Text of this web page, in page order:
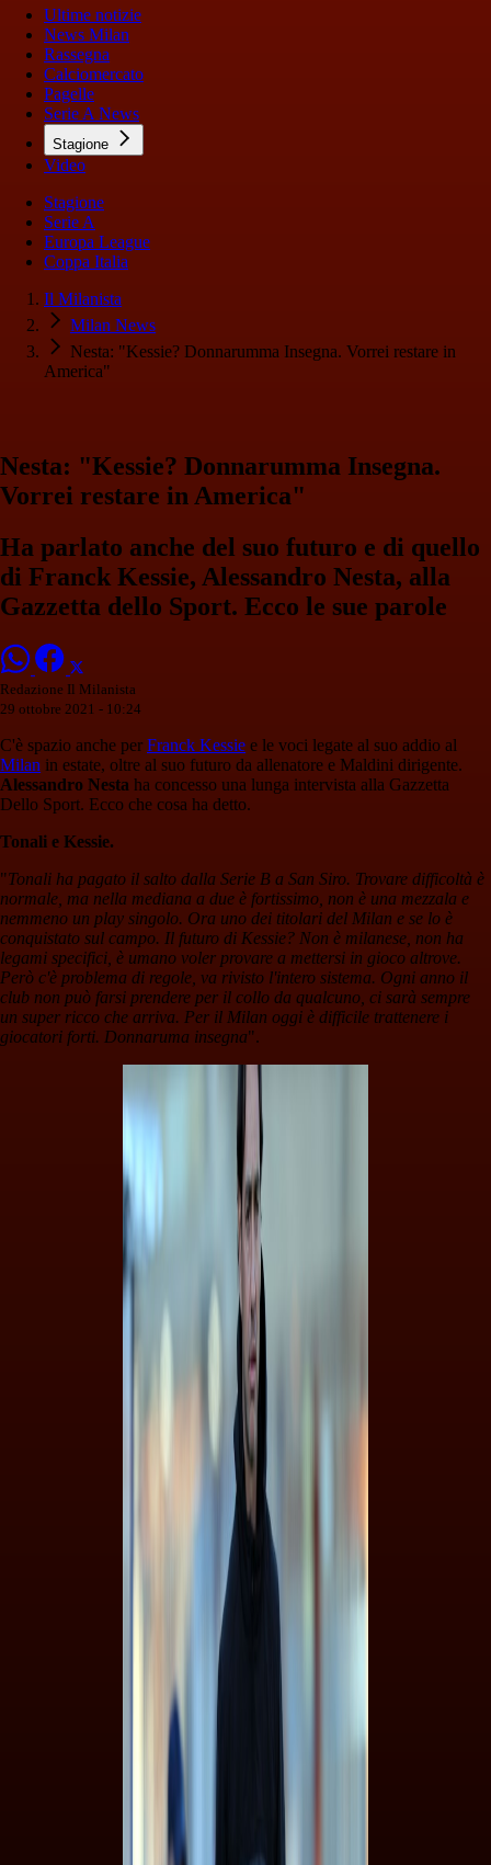
Ultime notizie
News Milan
Rassegna
Calciomercato
Pagelle
Serie A News
Stagione
Video
Stagione
Serie A
Europa League
Coppa Italia
Il Milanista
Milan News
Nesta: "Kessie? Donnarumma Insegna. Vorrei restare in
America"
Nesta: "Kessie? Donnarumma Insegna.
Vorrei restare in America"
Ha parlato anche del suo futuro e di quello
di Franck Kessie, Alessandro Nesta, alla
Gazzetta dello Sport. Ecco le sue parole
Redazione Il Milanista
29 ottobre 2021 - 10:24
C'è spazio anche per Franck Kessie e le voci legate al suo addio al
Milan in estate, oltre al suo futuro da allenatore e Maldini dirigente.
Alessandro Nesta ha concesso una lunga intervista alla Gazzetta
Dello Sport. Ecco che cosa ha detto.
Tonali e Kessie.
"Tonali ha pagato il salto dalla Serie B a San Siro. Trovare difficoltà è
normale, ma nella mediana a due è fortissimo, non è una mezzala e
nemmeno un play singolo. Ora uno dei titolari del Milan e se lo è
conquistato sul campo. Il futuro di Kessie? Non è milanese, non ha
legami specifici, è umano voler provare a mettersi in gioco altrove.
Però c'è problema di regole, va rivisto l'intero sistema. Ogni anno il
club non può farsi prendere per il collo da qualcuno, ci sarà sempre
un super ricco che arriva. Per il Milan oggi è difficile trattenere i
giocatori forti. Donnaruma insegna".